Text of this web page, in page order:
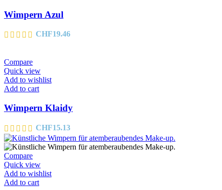
Wimpern Azul
CHF19.46
Compare
Quick view
Add to wishlist
Add to cart
Wimpern Klaidy
CHF15.13
Compare
Quick view
Add to wishlist
Add to cart